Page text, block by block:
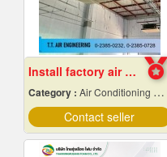
Install factory air conditioning system
Category : Air Conditioning Contractors
Contact seller